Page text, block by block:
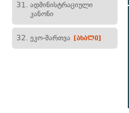
31. ადმინისტრაციული
კანონი
32. ეკო-მართვა [ახალი]